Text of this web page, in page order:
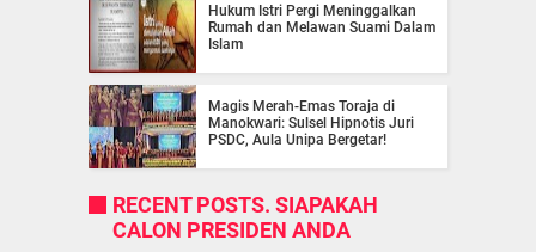
Hukum Istri Pergi Meninggalkan
Rumah dan Melawan Suami Dalam
Islam
Magis Merah-Emas Toraja di
Manokwari: Sulsel Hipnotis Juri
PSDC, Aula Unipa Bergetar!
RECENT POSTS. SIAPAKAH
CALON PRESIDEN ANDA